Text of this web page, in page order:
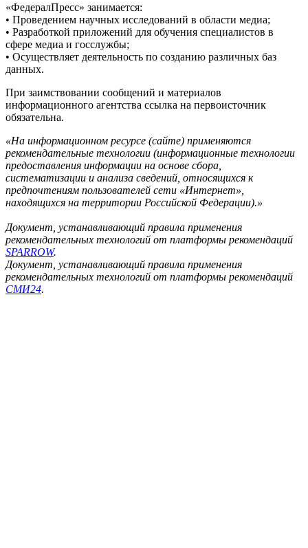
«ФедералПресс» занимается:
• Проведением научных исследований в области медиа;
• Разработкой приложений для обучения специалистов в
сфере медиа и госслужбы;
• Осуществляет деятельность по созданию различных баз
данных.
При заимствовании сообщений и материалов
информационного агентства ссылка на первоисточник
обязательна.
«На информационном ресурсе (сайте) применяются
рекомендательные технологии (информационные технологии
предоставления информации на основе сбора,
систематизации и анализа сведений, относящихся к
предпочтениям пользователей сети «Интернет»,
находящихся на территории Российской Федерации).»
Документ, устанавливающий правила применения
рекомендательных технологий от платформы рекомендаций
SPARROW.
Документ, устанавливающий правила применения
рекомендательных технологий от платформы рекомендаций
СМИ24.